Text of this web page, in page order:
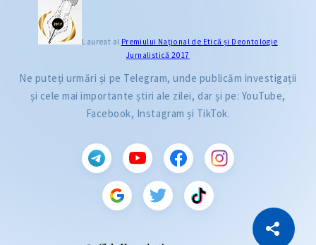
Copiază Link
Laureat al Premiului Naţional de Etică și Deontologie
Jurnalistică 2017
Ne puteți urmări și pe Telegram, unde publicăm investigații
și cele mai importante știri ale zilei, dar și pe: YouTube,
Facebook, Instagram și TikTok.